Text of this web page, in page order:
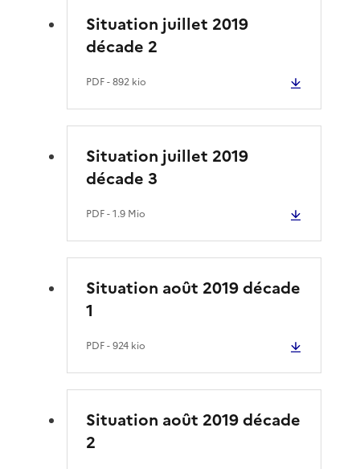
Situation juillet 2019
décade 2
PDF- 892 kio
Situation juillet 2019
décade 3
PDF- 1.9 Mio
Situation août 2019 décade
1
PDF- 924 kio
Situation août 2019 décade
2